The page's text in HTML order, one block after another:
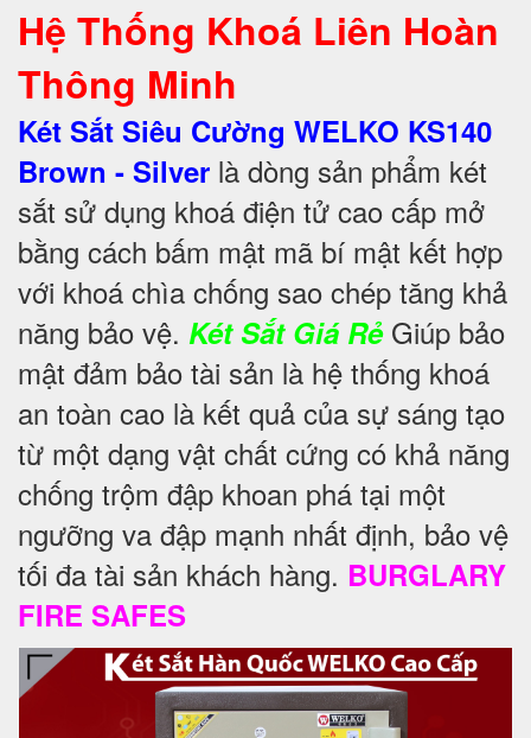
Hệ Thống Khoá Liên Hoàn
Thông Minh
Két Sắt Siêu Cường WELKO KS140
Brown - Silver là dòng sản phẩm két
sắt sử dụng khoá điện tử cao cấp mở
bằng cách bấm mật mã bí mật kết hợp
với khoá chìa chống sao chép tăng khả
năng bảo vệ. Két Sắt Giá RẻGiúp bảo
mật đảm bảo tài sản là hệ thống khoá
an toàn cao là kết quả của sự sáng tạo
từ một dạng vật chất cứng có khả năng
chống trộm đập khoan phá tại một
ngưỡng va đập mạnh nhất định, bảo vệ
tối đa tài sản khách hàng. BURGLARY
FIRE SAFES